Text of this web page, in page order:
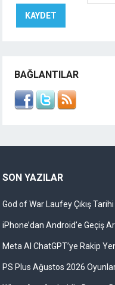
BAĞLANTILAR
SON YAZILAR
God of War Laufey Çıkış Tarihi
iPhone’dan Android’e Geçiş
Meta AI ChatGPT’ye Rakip
PS Plus Ağustos 2026